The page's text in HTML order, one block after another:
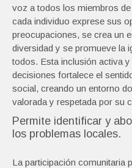
voz a todos los miembros
cada individuo exprese sus
preocupaciones, se crea un
diversidad y se promueve la
todos. Esta inclusión activa
decisiones fortalece el
social, creando un entorno
valorada y respetada por su
Permite identificar y
los problemas locales.
La participación comunitaria